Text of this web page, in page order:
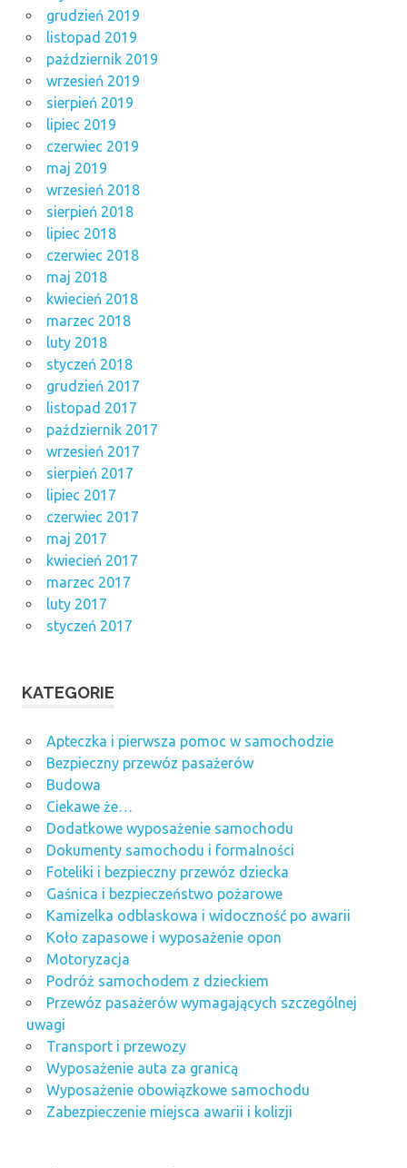
grudzień 2019
listopad 2019
październik 2019
wrzesień 2019
sierpień 2019
lipiec 2019
czerwiec 2019
maj 2019
wrzesień 2018
sierpień 2018
lipiec 2018
czerwiec 2018
maj 2018
kwiecień 2018
marzec 2018
luty 2018
styczeń 2018
grudzień 2017
listopad 2017
październik 2017
wrzesień 2017
sierpień 2017
lipiec 2017
czerwiec 2017
maj 2017
kwiecień 2017
marzec 2017
luty 2017
styczeń 2017
KATEGORIE
Apteczka i pierwsza pomoc w samochodzie
Bezpieczny przewóz pasażerów
Budowa
Ciekawe że…
Dodatkowe wyposażenie samochodu
Dokumenty samochodu i formalności
Foteliki i bezpieczny przewóz dziecka
Gaśnica i bezpieczeństwo pożarowe
Kamizelka odblaskowa i widoczność po awarii
Koło zapasowe i wyposażenie opon
Motoryzacja
Podróż samochodem z dzieckiem
Przewóz pasażerów wymagających szczególnej
uwagi
Transport i przewozy
Wyposażenie auta za granicą
Wyposażenie obowiązkowe samochodu
Zabezpieczenie miejsca awarii i kolizji